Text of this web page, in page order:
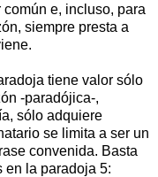
e, incluso, para
siempre presta a
tiene valor sólo
-paradójica-,
sólo adquiere
se limita a ser un
convenida. Basta
en la paradoja 5: